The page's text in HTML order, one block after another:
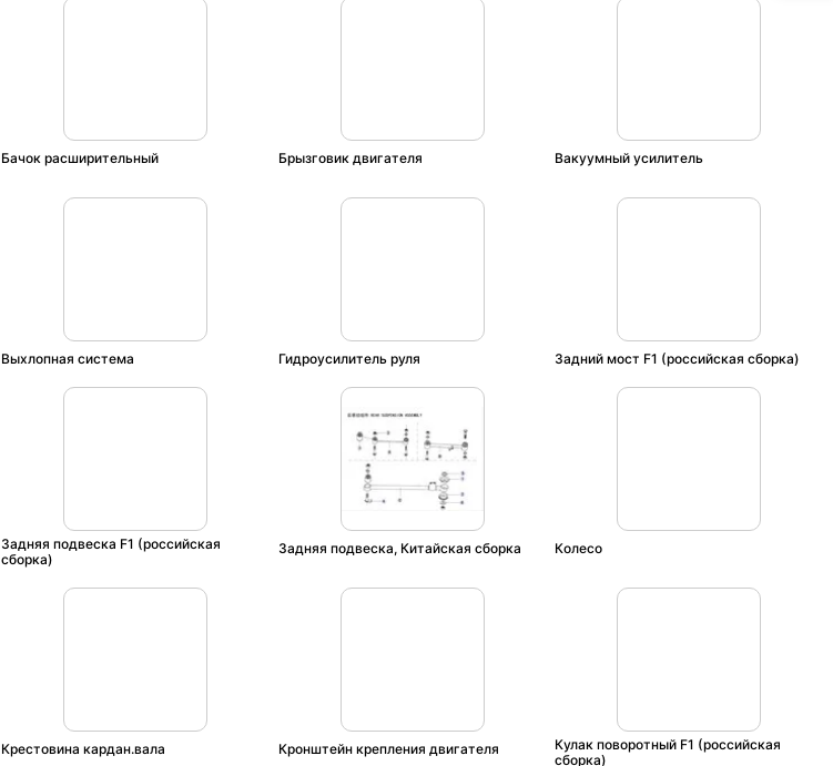
Бачок расширительный Брызговик двигателя Вакуумный усилитель
Выхлопная система Гидроусилитель руля Задний мост F1 (российская сборка)
Задняя подвеска F1 (российская
сборка)
Задняя подвеска, Китайская сборка Колесо
Крестовина кардан.вала Кронштейн крепления двигателя
Кулак поворотный F1 (российская
сборка)